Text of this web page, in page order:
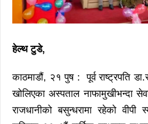
हेल्थ टुडे,
काठमाडौं, २१ पुष : पूर्व राष्ट्रपति
खोलिएका अस्पताल नाफामुखीभन्दा
राजधानीको बसुन्धरामा रहेको वीपी